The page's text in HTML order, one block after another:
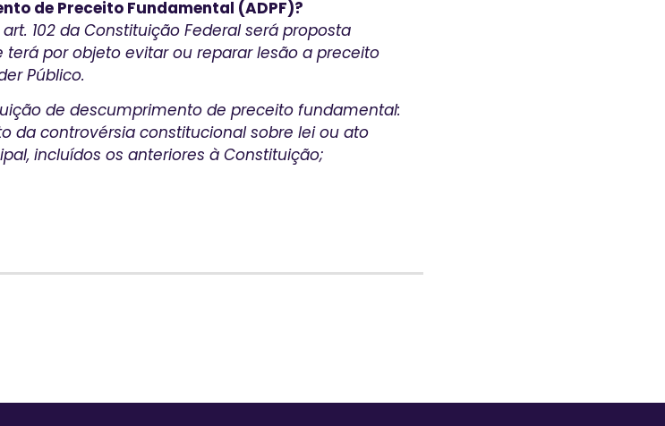
de Preceito Fundamental (ADPF)?
102 da Constituição Federal será proposta
terá por objeto evitar ou reparar lesão a preceito
Público.
de descumprimento de preceito fundamental:
da controvérsia constitucional sobre lei ou ato
incluídos os anteriores à Constituição;